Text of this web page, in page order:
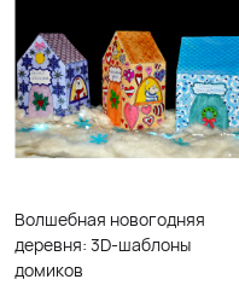
Волшебная новогодняя
деревня: 3D-шаблоны
домиков